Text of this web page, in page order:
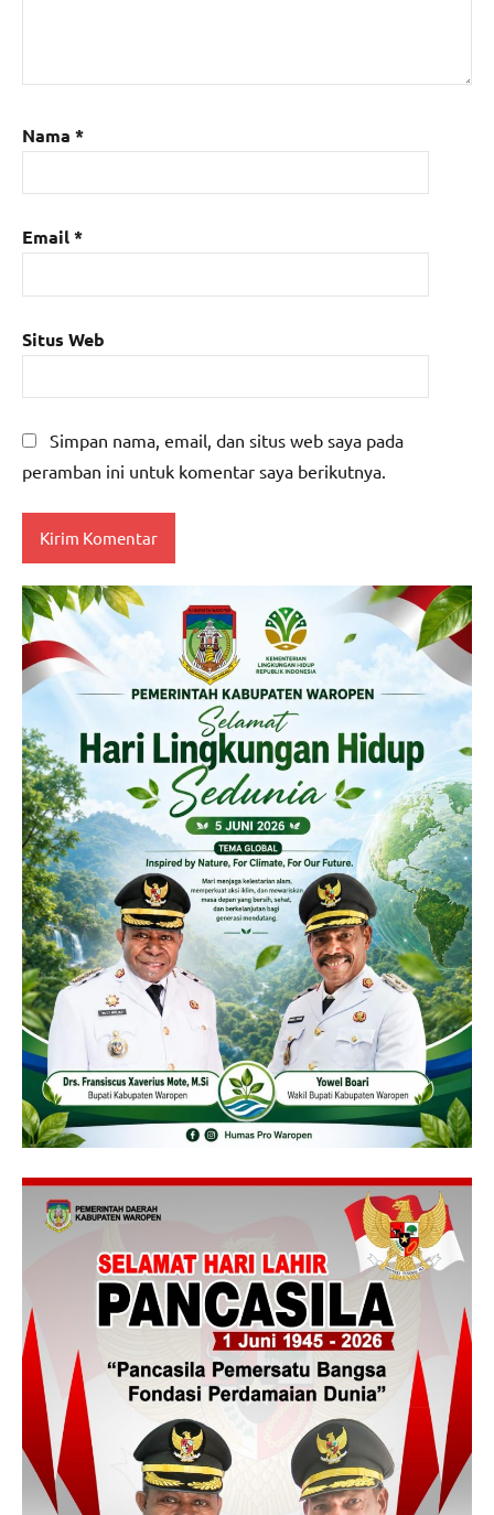
Nama *
Email*
Situs Web
Simpan nama, email, dan situs web saya pada
peramban ini untuk komentar saya berikutnya.